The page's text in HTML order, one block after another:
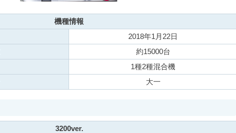
機種情報
2018年1月22日
約15000台
1種2種混合機
大一
3200ver.